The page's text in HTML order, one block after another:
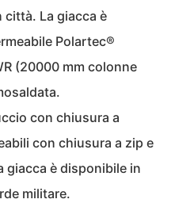
città. La giacca è
Polartec®
(20000 mm colonne
con chiusura a
con chiusura a zip e
è disponibile in
militare.